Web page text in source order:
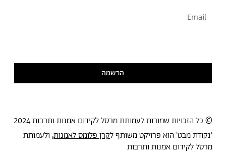
הרשמה
© כל הזכויות שמורות לעמותת מרסל לקידום אמנות ותרבות 2024
'נקודת מבט' הוא פרויקט משותף לקרן פלומס לאמנות, ולעמותת
מרסל לקידום אמנות ותרבות